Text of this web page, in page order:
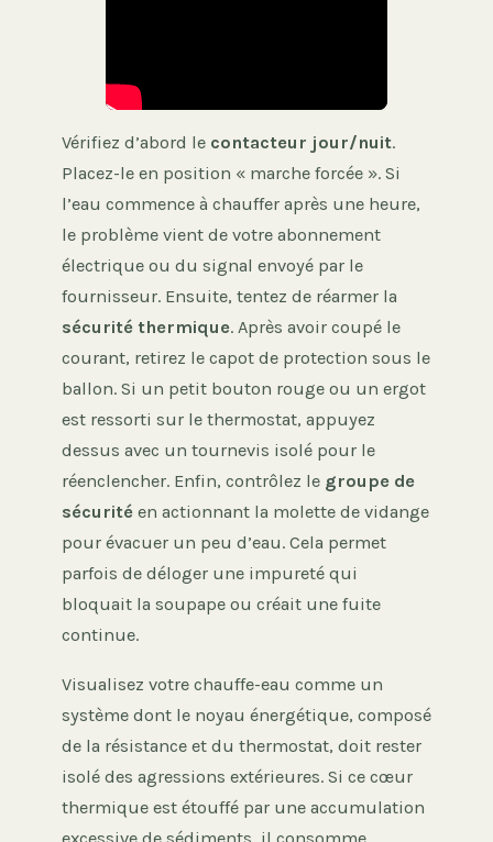
Vérifiez d’abord le contacteur jour/nuit.
Placez-le en position « marche forcée ». Si
l’eau commence à chauffer après une heure,
le problème vient de votre abonnement
électrique ou du signal envoyé par le
fournisseur. Ensuite, tentez de réarmer la
sécurité thermique. Après avoir coupé le
courant, retirez le capot de protection sous le
ballon. Si un petit bouton rouge ou un ergot
est ressorti sur le thermostat, appuyez
dessus avec un tournevis isolé pour le
réenclencher. Enfin, contrôlez le groupe de
sécurité en actionnant la molette de vidange
pour évacuer un peu d’eau. Cela permet
parfois de déloger une impureté qui
bloquait la soupape ou créait une fuite
continue.
Visualisez votre chauffe-eau comme un
système dont le noyau énergétique, composé
de la résistance et du thermostat, doit rester
isolé des agressions extérieures. Si ce cœur
thermique est étouffé par une accumulation
excessive de sédiments, il consomme